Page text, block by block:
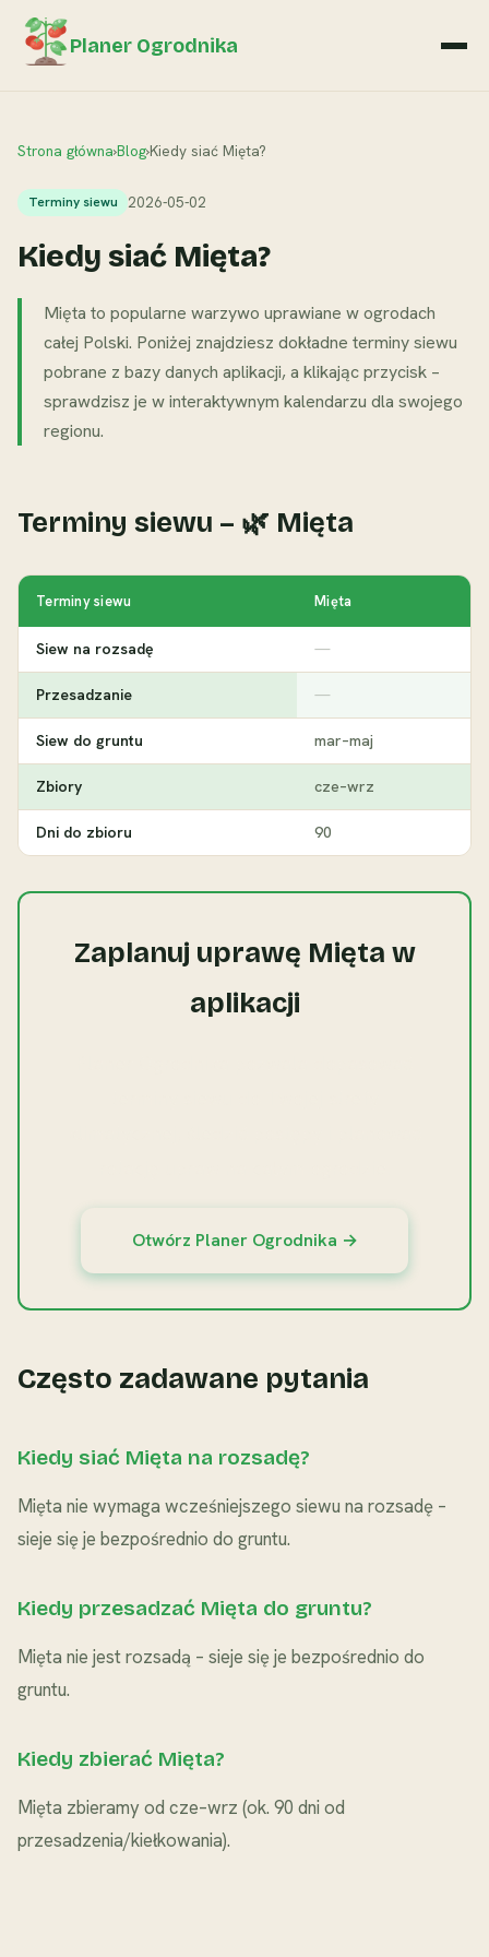
Planer Ogrodnika
Strona główna›Blog›Kiedy siać Mięta?
Terminy siewu 2026-05-02
Kiedy siać Mięta?
Mięta to popularne warzywo uprawiane w ogrodach
całej Polski. Poniżej znajdziesz dokładne terminy siewu
pobrane z bazy danych aplikacji, a klikając przycisk –
sprawdzisz je w interaktywnym kalendarzu dla swojego
regionu.
Terminy siewu – 🌿 Mięta
Terminy siewu Mięta
Siew na rozsadę —
Przesadzanie —
Siew do gruntu mar–maj
Zbiory cze–wrz
Dni do zbioru 90
Zaplanuj uprawę Mięta w
aplikacji
Otwórz Planer Ogrodnika →
Często zadawane pytania
Kiedy siać Mięta na rozsadę?
Mięta nie wymaga wcześniejszego siewu na rozsadę –
sieje się je bezpośrednio do gruntu.
Kiedy przesadzać Mięta do gruntu?
Mięta nie jest rozsadą – sieje się je bezpośrednio do
gruntu.
Kiedy zbierać Mięta?
Mięta zbieramy od cze–wrz (ok. 90 dni od
przesadzenia/kiełkowania).